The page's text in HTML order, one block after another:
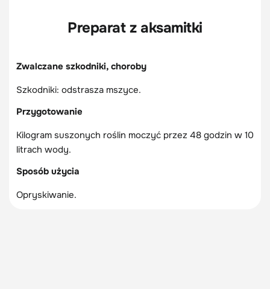
Preparat z aksamitki
Zwalczane szkodniki, choroby
Szkodniki: odstrasza mszyce.
Przygotowanie
Kilogram suszonych roślin moczyć przez 48 godzin w 10
litrach wody.
Sposób użycia
Opryskiwanie.